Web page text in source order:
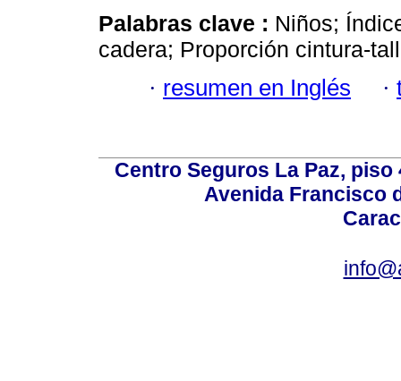
Palabras clave : Niños;
cadera; Proporción cintura-
· resumen en Inglés ·
Centro Seguros La Paz,
Avenida Francisco